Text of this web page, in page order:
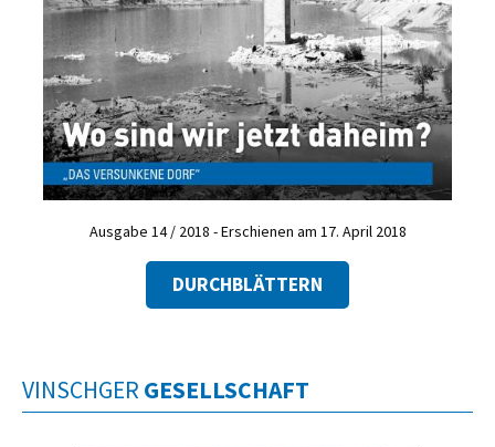
Ausgabe 14 / 2018 - Erschienen am 17. April 2018
DURCHBLÄTTERN
VINSCHGER GESELLSCHAFT